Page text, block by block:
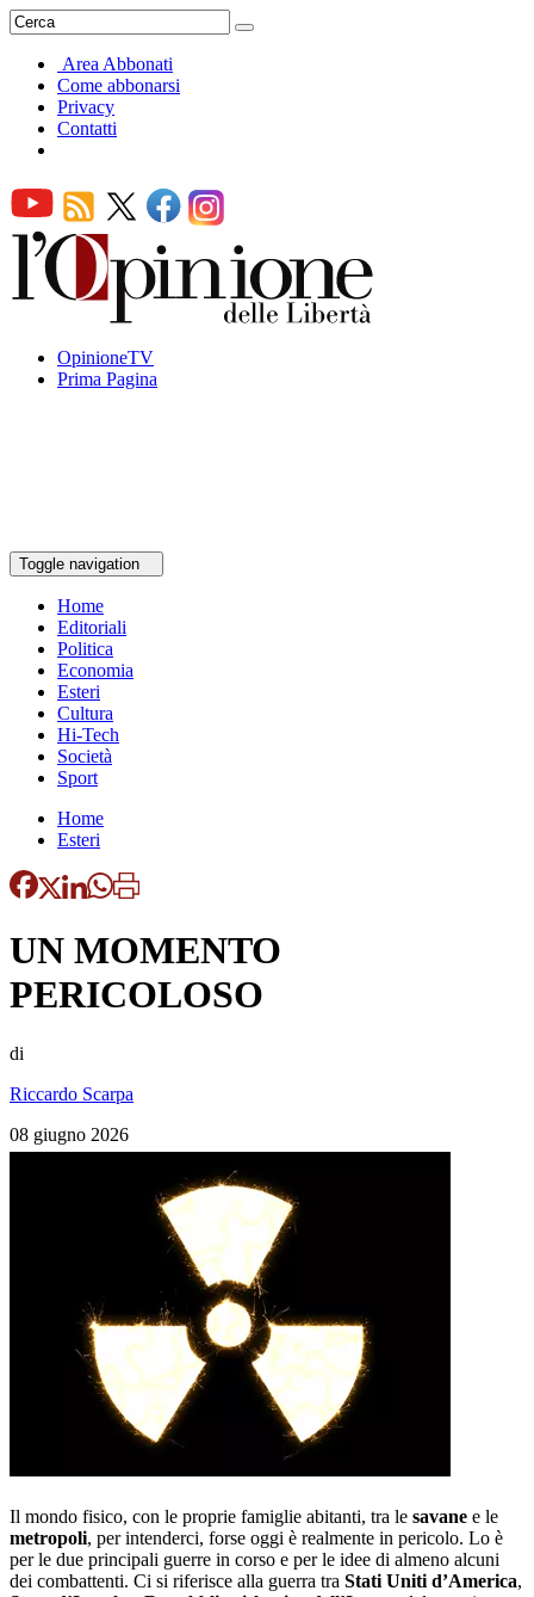
Area Abbonati
Come abbonarsi
Privacy
Contatti
OpinioneTV
Prima Pagina
Toggle navigation
Home
Editoriali
Politica
Economia
Esteri
Cultura
Hi-Tech
Società
Sport
Home
Esteri
UN MOMENTO
PERICOLOSO
di
Riccardo Scarpa
08 giugno 2026
Il mondo fisico, con le proprie famiglie abitanti, tra le savane e le
metropoli, per intenderci, forse oggi è realmente in pericolo. Lo è
per le due principali guerre in corso e per le idee di almeno alcuni
dei combattenti. Ci si riferisce alla guerra tra Stati Uniti d’America,